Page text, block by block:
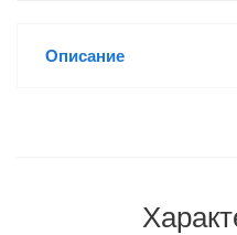
Описание